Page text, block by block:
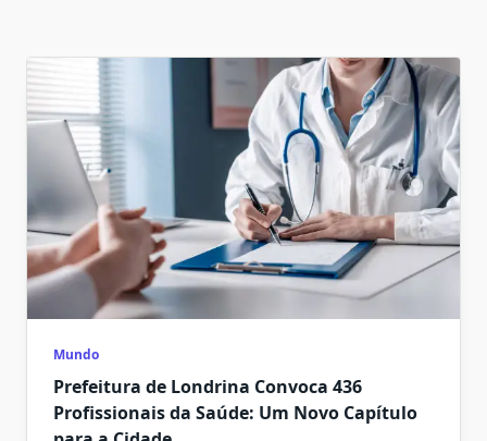
Mundo
Prefeitura de Londrina Convoca 436
Profissionais da Saúde: Um Novo Capítulo